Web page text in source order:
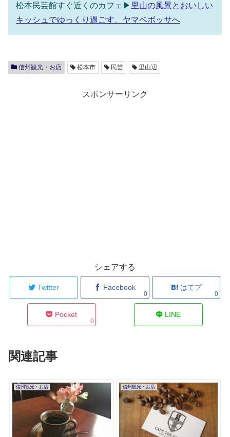
松本民芸館すぐ近くのカフェ▶ 里山の風景とおいしい
キッシュでゆっくり過ごす、ヤマベボッサへ
信州観光・お店 松本市 民芸 里山辺
スポンサーリンク
シェアする
Twitter Facebook
0
はてブ
0
Pocket
0
LINE
関連記事
信州観光・お店 信州観光・お店